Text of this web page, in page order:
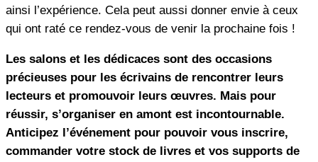
ainsi l’expérience. Cela peut aussi donner envie à ceux
qui ont raté ce rendez-vous de venir la prochaine fois !
Les salons et les dédicaces sont des occasions
précieuses pour les écrivains de rencontrer leurs
lecteurs et promouvoir leurs œuvres. Mais pour
réussir, s’organiser en amont est incontournable.
Anticipez l’événement pour pouvoir vous inscrire,
commander votre stock de livres et vos supports de